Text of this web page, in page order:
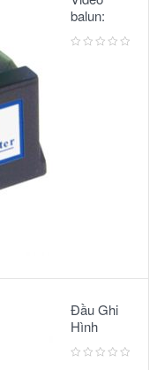
balun:
METSUKI
MS-351T
Đầu Ghi
Hình
Camera:
MODEL